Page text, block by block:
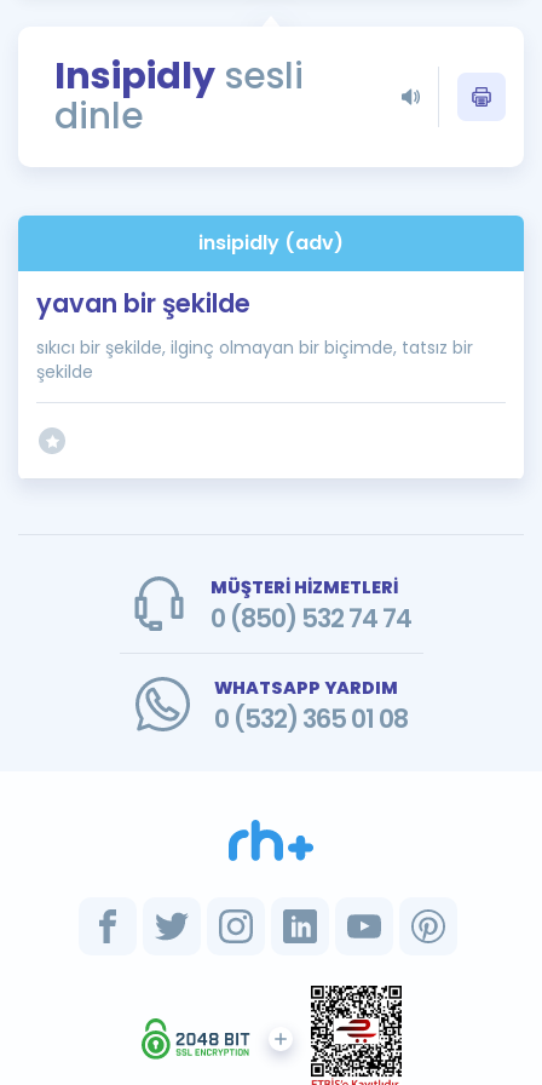
Rehberlik Aracı
ÖSYM Sınav Takvimi
İngilizce Gramer
Insipidly sesli
dinle
insipidly (adv)
yavan bir şekilde
sıkıcı bir şekilde, ilginç olmayan bir biçimde, tatsız bir
şekilde
MÜŞTERİ HİZMETLERİ
0 (850) 532 74 74
WHATSAPP YARDIM
0 (532) 365 01 08